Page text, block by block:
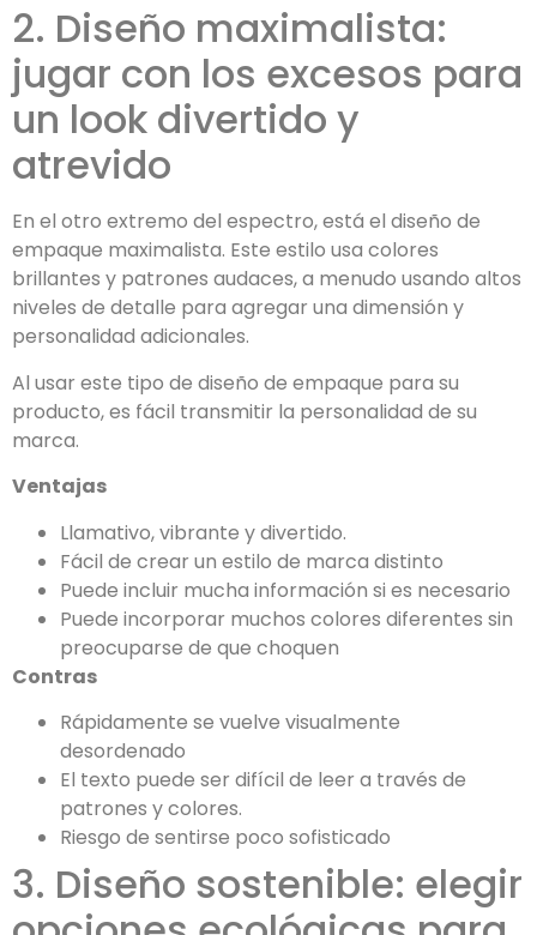
2. Diseño maximalista:
jugar con los excesos para
un look divertido y
atrevido
En el otro extremo del espectro, está el diseño de
empaque maximalista. Este estilo usa colores
brillantes y patrones audaces, a menudo usando altos
niveles de detalle para agregar una dimensión y
personalidad adicionales.
Al usar este tipo de diseño de empaque para su
producto, es fácil transmitir la personalidad de su
marca.
Ventajas
Llamativo, vibrante y divertido.
Fácil de crear un estilo de marca distinto
Puede incluir mucha información si es necesario
Puede incorporar muchos colores diferentes sin
preocuparse de que choquen
Contras
Rápidamente se vuelve visualmente
desordenado
El texto puede ser difícil de leer a través de
patrones y colores.
Riesgo de sentirse poco sofisticado
3. Diseño sostenible: elegir